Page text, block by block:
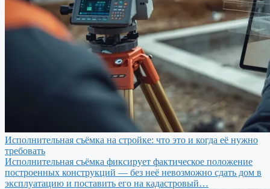
Исполнительная съёмка на стройке: что это и когда её нужно
требовать
Исполнительная съёмка фиксирует фактическое положение
построенных конструкций — без неё невозможно сдать дом в
эксплуатацию и поставить его на кадастровый…